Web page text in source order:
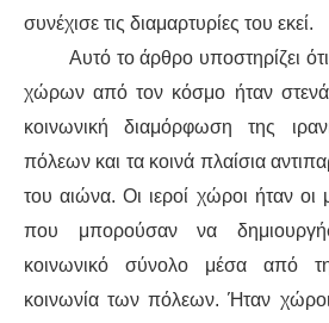
ΓΥΝΑΙΚΕΊΟ
LGBTQIA+
ΠΕΡΙΒΆΛΛΟΝ
ΚΙΝΉΜΑΤΑ
ΙΣΤΟΡΊΑ /
συνέχισε τις διαμαρτυρίες του εκεί.
Αυτό το άρθρο υποστηρίζει
χώρων από τον κόσμο ήταν στενά
κοινωνική διαμόρφωση της
πόλεων και τα κοινά πλαίσια
του αιώνα. Οι ιεροί χώροι ήταν οι
που μπορούσαν να
κοινωνικό σύνολο μέσα από
κοινωνία των πόλεων. Ήταν